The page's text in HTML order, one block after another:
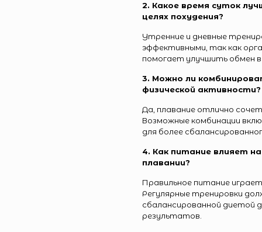
2. Какое время суток
целях похудения?
Утренние и дневные
эффективными, так как
помогает улучшить обмен
3. Можно ли
физической активности?
Да, плавание отлично
Возможные комбинации
для более
4. Как питание влияет
плавании?
Правильное питание
Регулярные тренировки
сбалансированной диетой
результатов.